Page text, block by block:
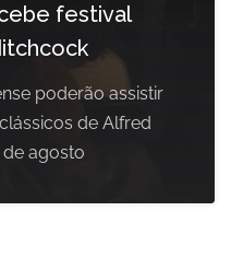
festival
poderão assistir
de Alfred
agosto